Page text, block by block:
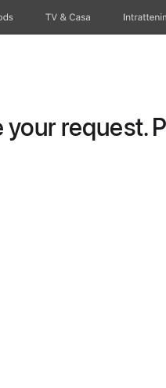
TV & Casa
request.